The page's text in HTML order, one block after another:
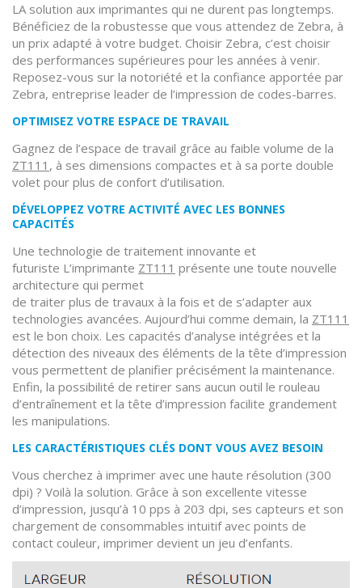
LA solution aux imprimantes qui ne durent pas longtemps.
Bénéficiez de la robustesse que vous attendez de Zebra, à
un prix adapté à votre budget. Choisir Zebra, c’est choisir
des performances supérieures pour les années à venir.
Reposez-vous sur la notoriété et la confiance apportée par
Zebra, entreprise leader de l’impression de codes-barres.
OPTIMISEZ VOTRE ESPACE DE TRAVAIL
Gagnez de l’espace de travail grâce au faible volume de la
ZT111 , à ses dimensions compactes et à sa porte double
volet pour plus de confort d’utilisation.
DÉVELOPPEZ VOTRE ACTIVITÉ AVEC LES BONNES
CAPACITÉS
Une technologie de traitement innovante et
futuriste L’imprimante ZT111 présente une toute nouvelle
architecture qui permet
de traiter plus de travaux à la fois et de s’adapter aux
technologies avancées. Aujourd’hui comme demain, la ZT111
est le bon choix. Les capacités d’analyse intégrées et la
détection des niveaux des éléments de la tête d’impression
vous permettent de planifier précisément la maintenance.
Enfin, la possibilité de retirer sans aucun outil le rouleau
d’entraînement et la tête d’impression facilite grandement
les manipulations.
LES CARACTÉRISTIQUES CLÉS DONT VOUS AVEZ BESOIN
Vous cherchez à imprimer avec une haute résolution (300
dpi) ? Voilà la solution. Grâce à son excellente vitesse
d’impression, jusqu’à 10 pps à 203 dpi, ses capteurs et son
chargement de consommables intuitif avec points de
contact couleur, imprimer devient un jeu d’enfants.